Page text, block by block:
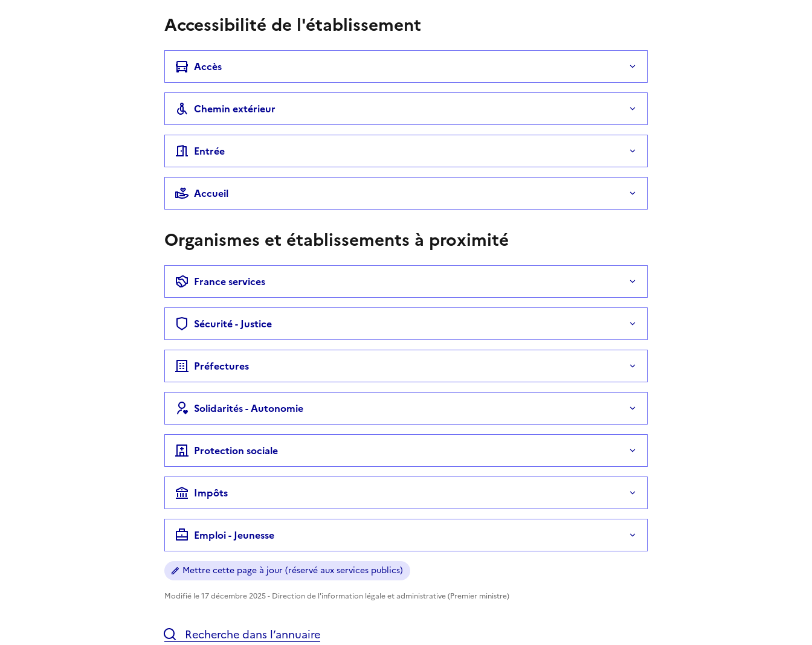
Accessibilité de l'établissement
Accès
Chemin extérieur
Entrée
Accueil
Organismes et établissements à proximité
France services
Sécurité - Justice
Préfectures
Solidarités - Autonomie
Protection sociale
Impôts
Emploi - Jeunesse
Mettre cette page à jour (réservé aux services publics)
Modifié le 17 décembre 2025 - Direction de l'information légale et administrative (Premier ministre)
Recherche dans l’annuaire